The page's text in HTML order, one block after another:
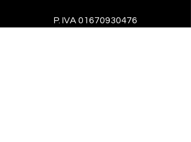
P. IVA 01670930476